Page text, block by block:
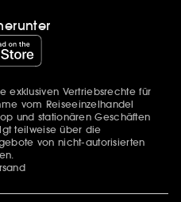
exklusiven Vertriebsrechte für
vom Reiseeinzelhandel
und stationären Geschäften
teilweise über die
von nicht-autorisierten